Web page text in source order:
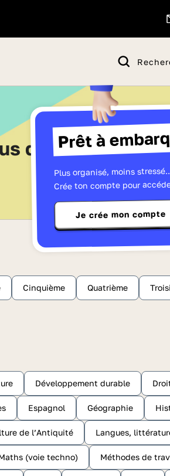
Prêt à
Plus organisé, moins
Crée ton compte pour
Je crée mon compte
de Terminale -
Cinquième Quatrième
Développement durable
Espagnol Géographie
de l’Antiquité Langues,
(voie techno) Méthodes de